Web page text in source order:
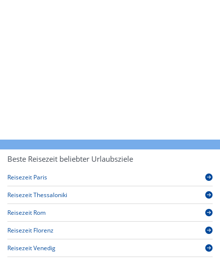
Beste Reisezeit beliebter Urlaubsziele
Reisezeit Paris
Reisezeit Thessaloniki
Reisezeit Rom
Reisezeit Florenz
Reisezeit Venedig